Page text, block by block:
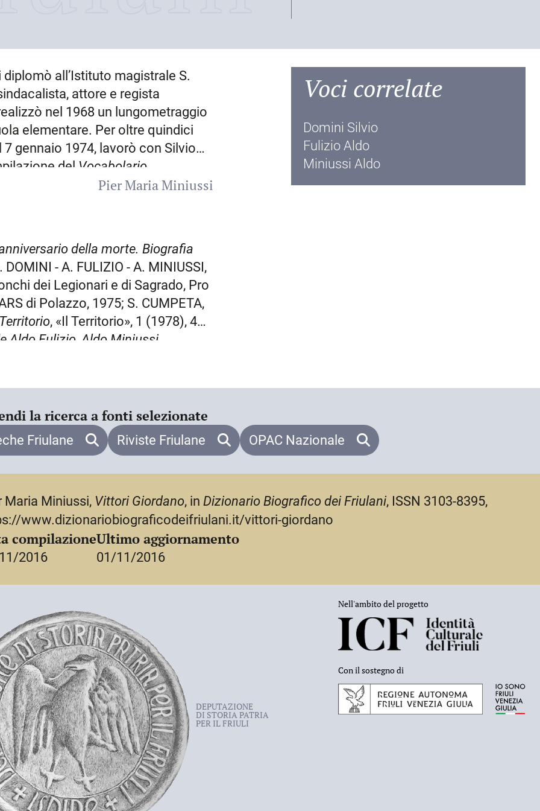
diplomò all’Istituto magistrale S.
attore e regista
nel 1968 un lungometraggio
elementare. Per oltre quindici
7 gennaio 1974, lavorò con Silvio
del Vocabolario
stato pubblicato nel 1985 dalla
e «La Britula» ed
della letteratura bisiaca. Nel 1975
una biografia e scelta di scritti;
si trova nellaScelta di poesie e
Pier Maria Miniussi
della morte. Biografia
DOMINI - A. FULIZIO - A. MINIUSSI,
dei Legionari e di Sagrado, Pro
di Polazzo, 1975; S. CUMPETA,
, «Il Territorio», 1 (1978), 43-
Aldo Fulizio, Aldo Miniussi,
19 marzo 1988, 9; P.M.
bisiaca, inCultura veneta nel
Una costellazione in fuga. Sulla
Voci correlate
Domini Silvio
Fulizio Aldo
Miniussi Aldo
la ricerca a fonti selezionate
Friulane Riviste Friulane OPAC Nazionale
Maria Miniussi, Vittori Giordano, in Dizionario Biografico dei Friulani, ISSN 3103-8395,
www.dizionariobiograficodeifriulani.it/vittori-giordano
compilazione
2016
Ultimo aggiornamento
01/11/2016
DEPUTAZIONE
DI STORIA PATRIA
PER IL FRIULI
Nell'ambito del progetto
Con il sostegno di